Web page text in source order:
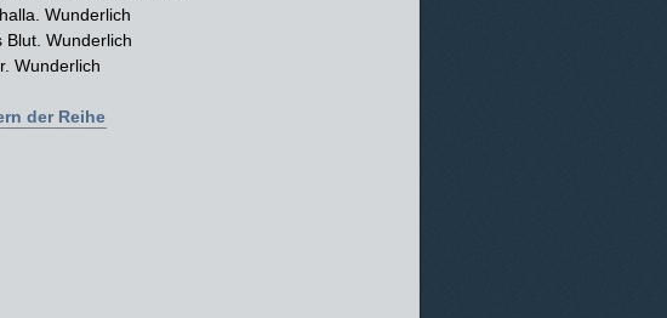
Wunderlich
Blut. Wunderlich
Wunderlich
der Reihe